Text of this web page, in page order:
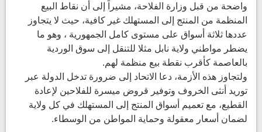
واضحة من قبل وزارة الفلاحة، مشيراً إلى أن نقاط البيع
المنظمة من المنتج إلى المستهلك غير كافية، حيث لا يتجاوز
عددها ثلاثة أسواق على مستوى كامل الجمهورية ، وهو ما
يضطر مواطني ولاية نابل مثلا للتنقل إلى سوق الوردية
بالعاصمة كأقرب نقطة بيع منظمة لهم.
ولتجاوز هذه الأزمة، دعا الاتحاد إلى ضرورة تدخل الدولة عبر
توريد أنثى الخروف وتوفير قروض ميسرة للفلاحين لإعادة
القطيع، مع تعميم أسواق المنتج إلى المستهلك في كل ولاية
لضمان أسعار معقولة وحماية المواطن من الوسطاء.